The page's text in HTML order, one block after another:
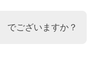
ございますか？